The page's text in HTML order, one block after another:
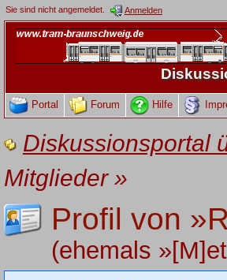
Sie sind nicht angemeldet. Anmelden
Portal Forum Hilfe
Diskussionsportal
Mitglieder»
Profil von
(ehemals